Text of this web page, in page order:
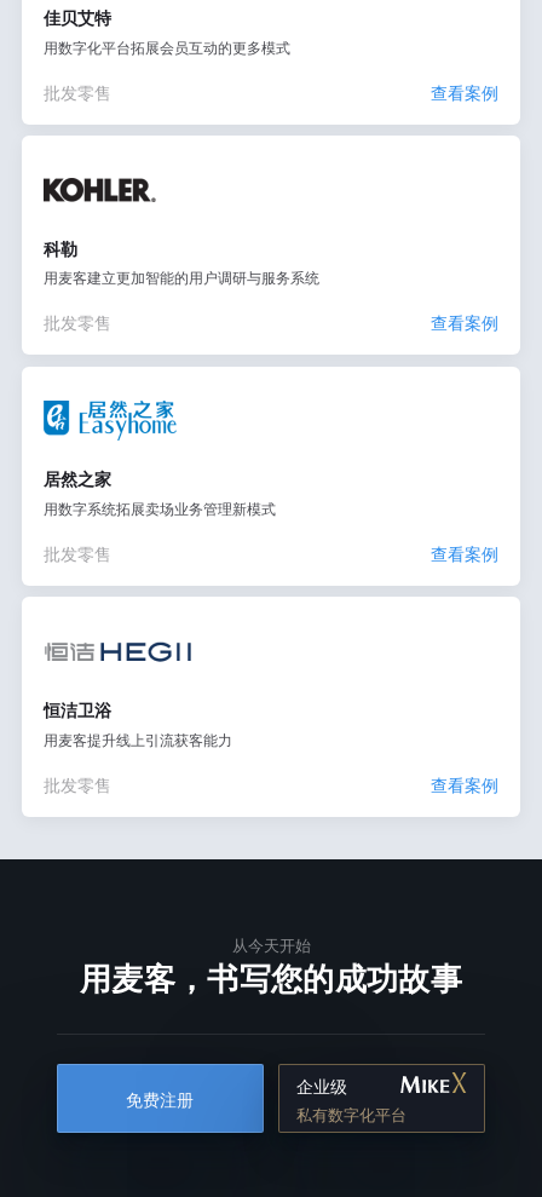
佳贝艾特
用数字化平台拓展会员互动的更多模式
批发零售 查看案例
科勒
用麦客建立更加智能的用户调研与服务系统
批发零售 查看案例
居然之家
用数字系统拓展卖场业务管理新模式
批发零售 查看案例
恒洁卫浴
用麦客提升线上引流获客能力
批发零售 查看案例
从今天开始
用麦客，书写您的成功故事
免费注册
企业级
私有数字化平台